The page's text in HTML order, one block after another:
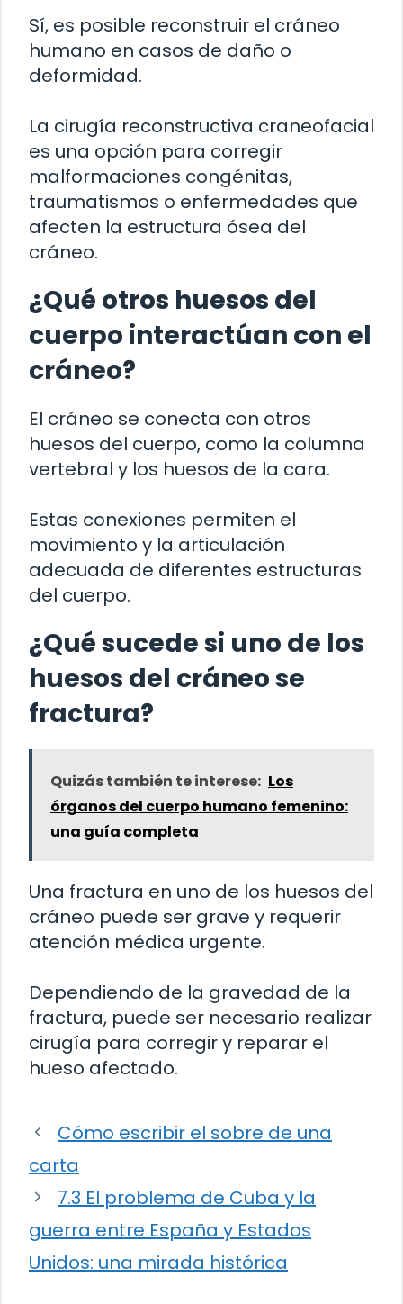
Sí, es posible reconstruir el cráneo
humano en casos de daño o
deformidad.
La cirugía reconstructiva craneofacial
es una opción para corregir
malformaciones congénitas,
traumatismos o enfermedades que
afecten la estructura ósea del
cráneo.
¿Qué otros huesos del
cuerpo interactúan con el
cráneo?
El cráneo se conecta con otros
huesos del cuerpo, como la columna
vertebral y los huesos de la cara.
Estas conexiones permiten el
movimiento y la articulación
adecuada de diferentes estructuras
del cuerpo.
¿Qué sucede si uno de los
huesos del cráneo se
fractura?
Quizás también te interese: Los
órganos del cuerpo humano femenino:
una guía completa
Una fractura en uno de los huesos del
cráneo puede ser grave y requerir
atención médica urgente.
Dependiendo de la gravedad de la
fractura, puede ser necesario realizar
cirugía para corregir y reparar el
hueso afectado.
Cómo escribir el sobre de una
carta
7.3 El problema de Cuba y la
guerra entre España y Estados
Unidos: una mirada histórica